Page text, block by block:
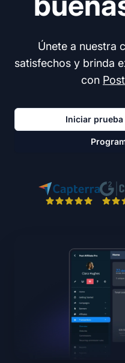
Únete a nuestra
satisfechos y brinda
con
Iniciar